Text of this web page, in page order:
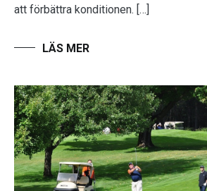
att förbättra konditionen. […]